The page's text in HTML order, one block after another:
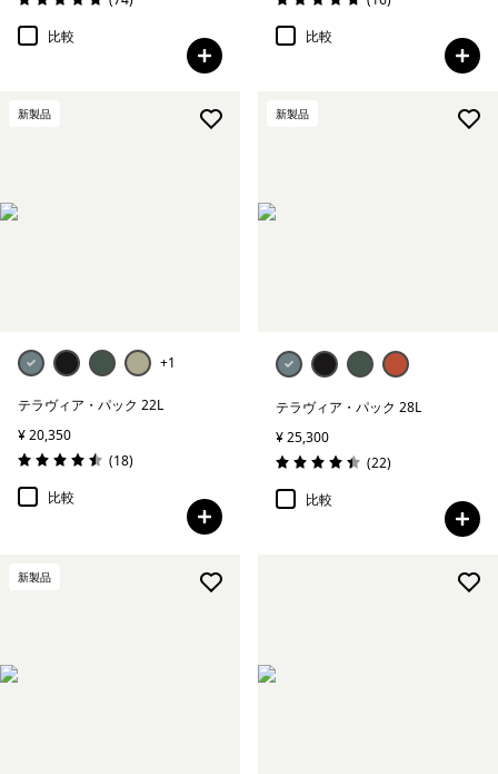
評価: 4.9 / 5
比較
評価: 4.8 / 5
比較
新製品
+1
テラヴィア・パック 22L
¥ 20,350
評価: 4.5 / 5
(18レビュー
)
比較
新製品
テラヴィア・パック 28L
¥ 25,300
評価: 4.5 / 5
(22レビュー
)
比較
新製品